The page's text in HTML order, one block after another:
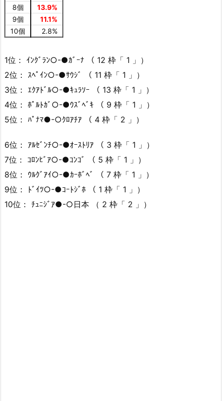
8個
13.9%
9個
11.1%
10個
2.8%
1位： ｲﾝｸﾞﾗﾝ○-●ｶﾞｰﾅ （ 12 枠「 1 」）
2位： ｽﾍﾟｲﾝ○-●ｻｳｼﾞ （ 11 枠「 1 」）
3位： ｴｸｱﾄﾞﾙ○-●ｷｭﾗｿｰ （ 13 枠「 1 」）
4位： ﾎﾟﾙﾄｶﾞ○-●ｳｽﾞﾍﾞｷ （ 9 枠「 1 」）
5位： ﾊﾟﾅﾏ●-○ｸﾛｱﾁｱ （ 4 枠「 2 」）
6位： ｱﾙｾﾞﾝﾁ○-●ｵｰｽﾄﾘｱ （ 3 枠「 1 」）
7位： ｺﾛﾝﾋﾞｱ○-●ｺﾝｺﾞ （ 5 枠「 1 」）
8位： ｳﾙｸﾞｱｲ○-●ｶｰﾎﾞﾍﾞ （ 7 枠「 1 」）
9位： ﾄﾞｲﾂ○-●ｺｰﾄｼﾞﾎ （ 1 枠「 1 」）
10位： ﾁｭﾆｼﾞｱ●-○日本 （ 2 枠「 2 」）